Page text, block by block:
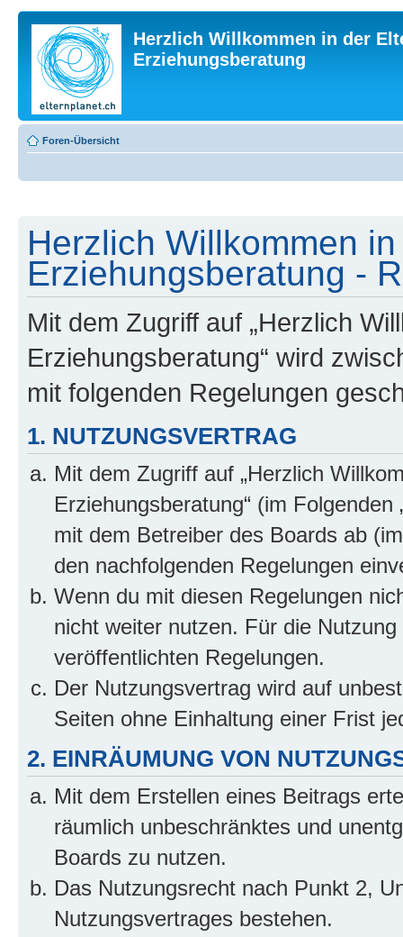
Herzlich Willkommen in der
Erziehungsberatung
Foren-Übersicht
Herzlich Willkommen
Erziehungsberatung -
Mit dem Zugriff auf „Herzlich
Erziehungsberatung“ wird
mit folgenden Regelungen
1. NUTZUNGSVERTRAG
Mit dem Zugriff auf „Herzlich
Erziehungsberatung“ (im
mit dem Betreiber des Boards ab
den nachfolgenden Regelungen
Wenn du mit diesen Regelungen
nicht weiter nutzen. Für die
veröffentlichten Regelungen.
Der Nutzungsvertrag wird auf
Seiten ohne Einhaltung einer Frist
2. EINRÄUMUNG VON
Mit dem Erstellen eines Beitrags
räumlich unbeschränktes und
Boards zu nutzen.
Das Nutzungsrecht nach Punkt 2,
Nutzungsvertrages bestehen.